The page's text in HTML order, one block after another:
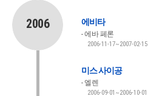
2006 에비타
에바 페론
2006-11-17~2007-02-15
미스 사이공
엘렌
2006-09-01~2006-10-01